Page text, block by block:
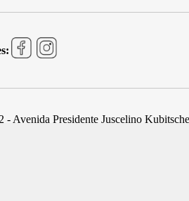
Avenida Presidente Juscelino